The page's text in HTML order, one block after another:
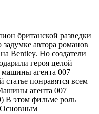
британской разведки
автора романов
Bentley. Но создатели
героя целой
агента 007
понравятся всем –
агента 007
В этом фильме роль
Основным